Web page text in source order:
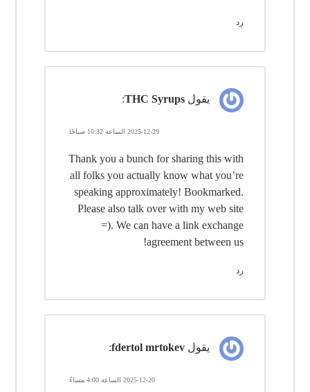
رد
يقول THC Syrups
:
2025-12-29 الساعة 10:32 صباحًا
Thank you a bunch for sharing this with
all folks you actually know what you’re
speaking approximately! Bookmarked.
Please also talk over with my web site
=). We can have a link exchange
agreement between us!
رد
يقول fdertol mrtokev
:
2025-12-20 الساعة 4:00 مساءً